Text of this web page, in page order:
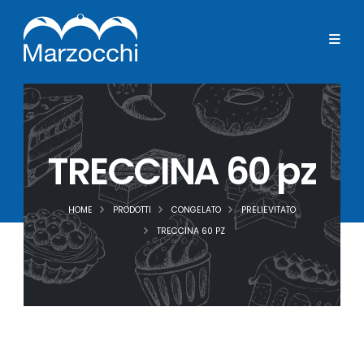
TRECCINA 60 pz
HOME PRODOTTI CONGELATO
PRELIEVITATO
TRECCINA 60 PZ